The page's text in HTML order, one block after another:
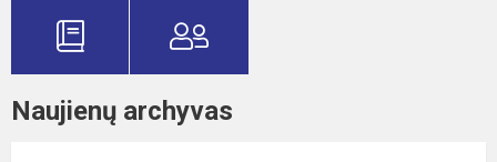
Naujienų archyvas